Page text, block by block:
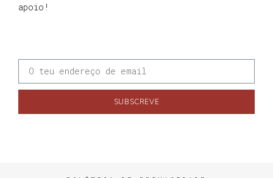
apoio!
SUBSCREVE